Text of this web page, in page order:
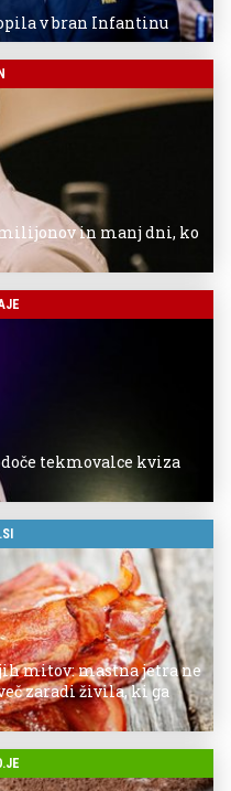
v bran Infantinu
in manj dni, ko
tekmovalce kviza
mitov: mastna jetra ne
zaradi živila, ki ga